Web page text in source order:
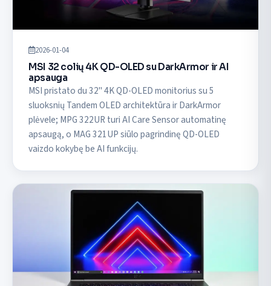
2026-01-04
MSI 32 colių 4K QD-OLED su DarkArmor ir AI
apsauga
MSI pristato du 32" 4K QD-OLED monitorius su 5
sluoksnių Tandem OLED architektūra ir DarkArmor
plėvele; MPG 322UR turi AI Care Sensor automatinę
apsaugą, o MAG 321UP siūlo pagrindinę QD-OLED
vaizdo kokybę be AI funkcijų.